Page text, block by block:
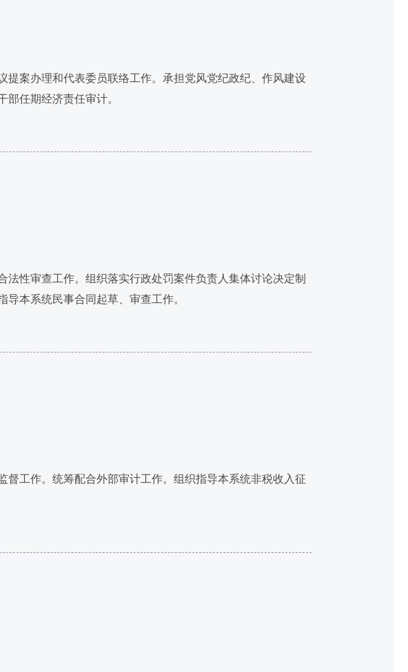
案办理和代表委员联络工作。承担党风党纪政纪、作风建设
任期经济责任审计。
性审查工作。组织落实行政处罚案件负责人集体讨论决定制
本系统民事合同起草、审查工作。
工作。统筹配合外部审计工作。组织指导本系统非税收入征